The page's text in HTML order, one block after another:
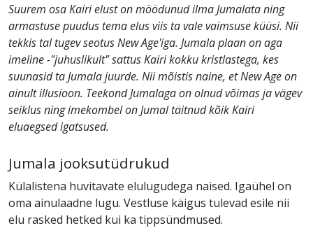
Suurem osa Kairi elust on möödunud ilma Jumalata ning
armastuse puudus tema elus viis ta vale vaimsuse küüsi. Nii
tekkis tal tugev seotus New Age'iga. Jumala plaan on aga
imeline -"juhuslikult" sattus Kairi kokku kristlastega, kes
suunasid ta Jumala juurde. Nii mõistis naine, et New Age on
ainult illusioon. Teekond Jumalaga on olnud võimas ja vägev
seiklus ning imekombel on Jumal täitnud kõik Kairi
eluaegsed igatsused.
Jumala jooksutüdrukud
Külalistena huvitavate elulugudega naised. Igaühel on
oma ainulaadne lugu. Vestluse käigus tulevad esile nii
elu rasked hetked kui ka tippsündmused.